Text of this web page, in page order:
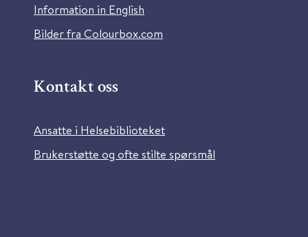
Information in English
Bilder fra Colourbox.com
Kontakt oss
Ansatte i Helsebiblioteket
Brukerstøtte og ofte stilte spørsmål